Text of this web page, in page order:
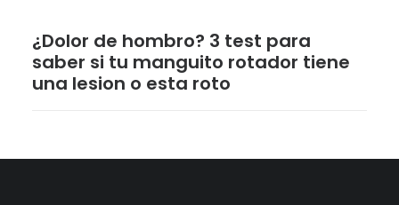
¿Dolor de hombro? 3 test para
saber si tu manguito rotador tiene
una lesion o esta roto